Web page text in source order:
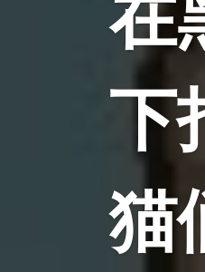
下
猫